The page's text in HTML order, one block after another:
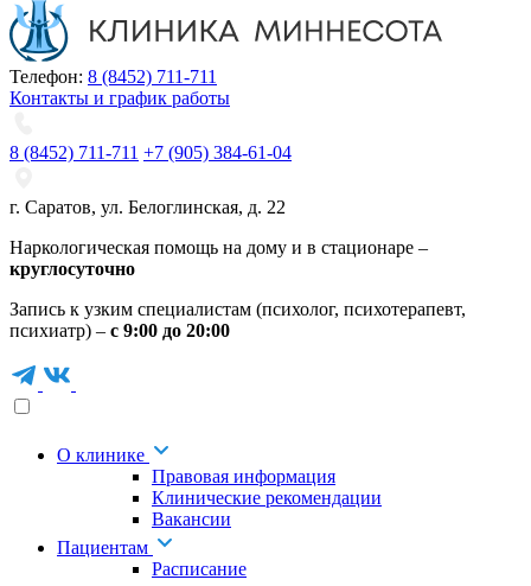
Телефон: 8 (8452) 711-711
Контакты и график работы
8 (8452) 711-711 +7 (905) 384-61-04
г. Саратов, ул. Белоглинская, д. 22
Наркологическая помощь на дому и в стационаре –
круглосуточно
Запись к узким специалистам (психолог, психотерапевт,
психиатр) – с 9:00 до 20:00
О клинике
Правовая информация
Клинические рекомендации
Вакансии
Пациентам
Расписание